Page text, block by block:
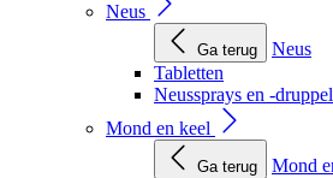
Neus
Ga terug
Neus
Tabletten
Neussprays en -
Mond en keel
Ga terug
Mond